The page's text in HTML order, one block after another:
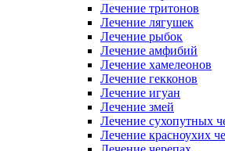
Лечение тритонов
Лечение лягушек
Лечение рыбок
Лечение амфибий
Лечение хамелеонов
Лечение гекконов
Лечение игуан
Лечение змей
Лечение сухопутных
Лечение красноухих